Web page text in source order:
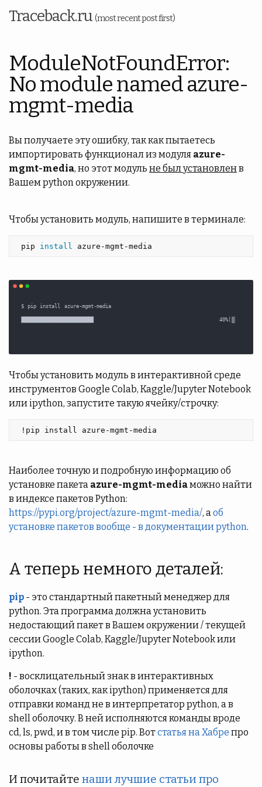
Traceback.ru (most recent post first)
ModuleNotFoundError:
No module named azure-
mgmt-media
Вы получаете эту ошибку, так как пытаетесь
импортировать функционал из модуля azure-
mgmt-media, но этот модуль не был установленв
Вашем python окружении.
Чтобы установить модуль, напишите в терминале:
pip install azure-mgmt-media
Чтобы установить модуль в интерактивной среде
инструментов Google Colab, Kaggle/Jupyter Notebook
или ipython, запустите такую ячейку/строчку:
!pip install azure-mgmt-media
Наиболее точную и подробную информацию об
установке пакета azure-mgmt-mediaможно найти
в индексе пакетов Python:
https://pypi.org/project/azure-mgmt-media/, аоб
установке пакетов вообще - в документации python.
А теперь немного деталей:
pip - это стандартный пакетный менеджер для
python. Эта программа должна установить
недостающий пакет в Вашем окружении / текущей
сессии Google Colab, Kaggle/Jupyter Notebook или
ipython.
! - восклицательный знак в интерактивных
оболочках (таких, как ipython) применяется для
отправки команд не в интерпретатор python, а в
shell оболочку. В ней исполняются команды вроде
cd, ls, pwd, и в том числе pip. Вотстатья на Хабре про
основы работы в shell оболочке
И почитайте наши лучшие статьи про